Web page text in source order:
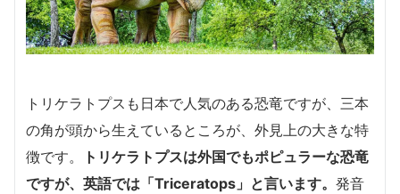
トリケラトプスも日本で人気のある恐竜ですが、三本
の角が頭から生えているところが、外見上の大きな特
徴です。
トリケラトプスは外国でもポピュラーな恐竜
ですが、英語では「Triceratops」と言います。 発音